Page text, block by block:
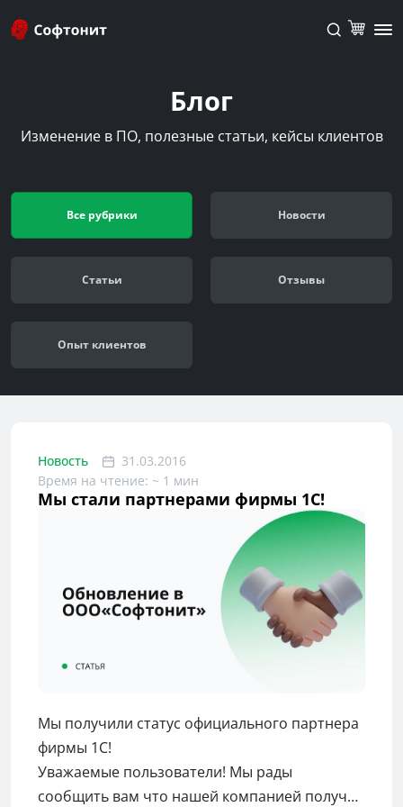
Блог
Изменение в ПО, полезные статьи, кейсы клиентов
Все рубрики Новости
Cтатьи Отзывы
Опыт клиентов
Новость
31.03.2016
Время на чтение: ~ 1 мин
Мы стали партнерами фирмы 1С!
Мы получили статус официального партнера
фирмы 1С!
Уважаемые пользователи! Мы рады
сообщить вам что нашей компанией получен